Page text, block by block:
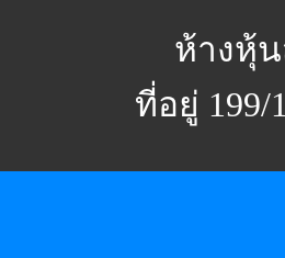
ห้างหุ้
ที่อยู่ 199/